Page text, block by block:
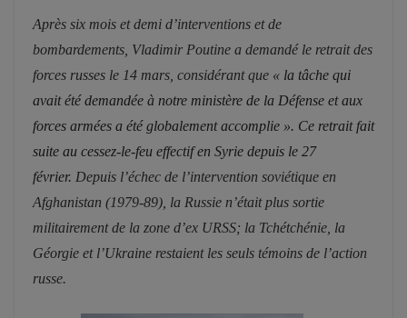
Après six mois et demi d’interventions et de
bombardements, Vladimir Poutine a demandé le retrait des
forces russes le 14 mars, considérant que « la tâche qui
avait été demandée à notre ministère de la Défense et aux
forces armées a été globalement accomplie ». Ce retrait fait
suite au cessez-le-feu effectif en Syrie depuis le 27
février. Depuis l’échec de l’intervention soviétique en
Afghanistan (1979-89), la Russie n’était plus sortie
militairement de la zone d’ex URSS; la Tchétchénie, la
Géorgie et l’Ukraine restaient les seuls témoins de l’action
russe.